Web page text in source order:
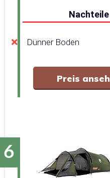
Nachteile
Dünner Boden
Preis